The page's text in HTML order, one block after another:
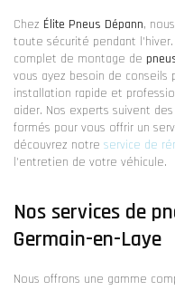
Chez Élite Pneus Dépann,
toute sécurité pendant
complet de montage de
vous ayez besoin de conseils
installation rapide et
aider. Nos experts suivent des
formés pour vous offrir un
découvrez notre service de
l'entretien de votre véhicule.
Nos services de
Germain-en-Laye
Nous offrons une gamme